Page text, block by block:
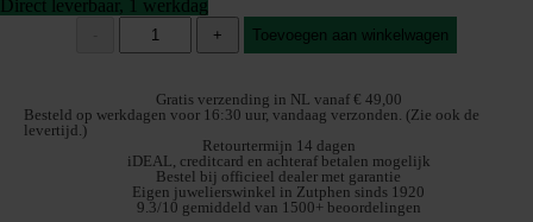
Direct leverbaar, 1 werkdag
Fjory
Gouden
Armband
40-
19cm
aantal
+ Toevoegen aan winkelwagen
Gratis verzending in NL vanaf € 49,00
Besteld op werkdagen voor 16:30 uur, vandaag verzonden. (Zie ook de
levertijd.)
Retourtermijn 14 dagen
iDEAL, creditcard en achteraf betalen mogelijk
Bestel bij officieel dealer met garantie
Eigen juwelierswinkel in Zutphen sinds 1920
9.3/10 gemiddeld van 1500+ beoordelingen